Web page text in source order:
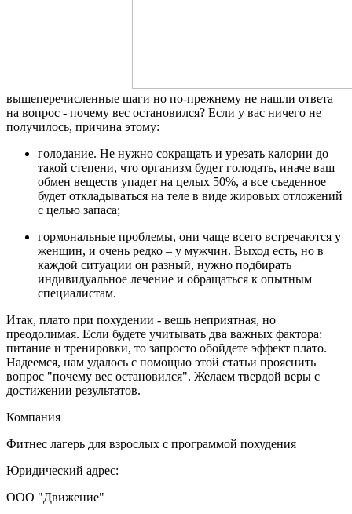
вышеперечисленные шаги но по-прежнему не нашли ответа
на вопрос - почему вес остановился? Если у вас ничего не
получилось, причина этому:
голодание. Не нужно сокращать и урезать калории до
такой степени, что организм будет голодать, иначе ваш
обмен веществ упадет на целых 50%, а все съеденное
будет откладываться на теле в виде жировых отложений
с целью запаса;
гормональные проблемы, они чаще всего встречаются у
женщин, и очень редко – у мужчин. Выход есть, но в
каждой ситуации он разный, нужно подбирать
индивидуальное лечение и обращаться к опытным
специалистам.
Итак, плато при похудении - вещь неприятная, но
преодолимая. Если будете учитывать два важных фактора:
питание и тренировки, то запросто обойдете эффект плато.
Надеемся, нам удалось с помощью этой статьи прояснить
вопрос "почему вес остановился". Желаем твердой веры с
достижении результатов.
Компания
Фитнес лагерь для взрослых с программой похудения
Юридический адрес:
ООО "Движение"